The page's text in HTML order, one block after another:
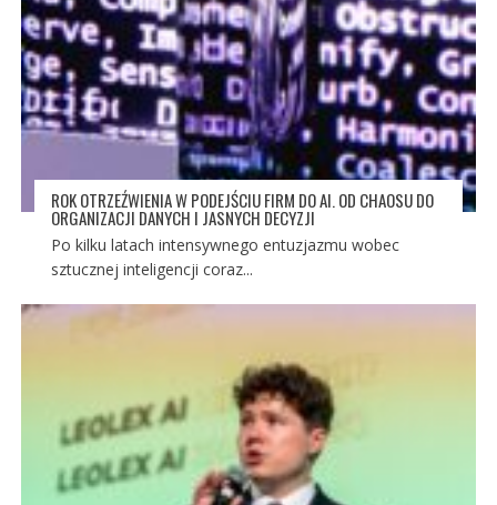
ROK OTRZEŹWIENIA W PODEJŚCIU FIRM DO AI. OD CHAOSU DO
ORGANIZACJI DANYCH I JASNYCH DECYZJI
Po kilku latach intensywnego entuzjazmu wobec
sztucznej inteligencji coraz...